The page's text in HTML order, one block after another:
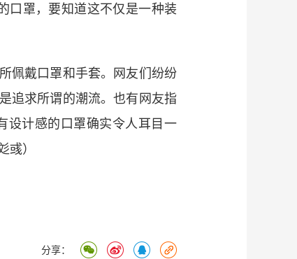
罩，要知道这不仅是一种装
佩戴口罩和手套。网友们纷纷
追求所谓的潮流。也有网友指
设计感的口罩确实令人耳目一
彧）
分享：